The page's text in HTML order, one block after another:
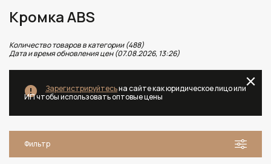
Кромка ABS
Количество товаров в категории (488)
Дата и время обновления цен (07.08.2026, 13:26)
Зарегистрируйтесьна сайте как юридическое лицо или
ИП чтобы использовать оптовые цены
Фильтр